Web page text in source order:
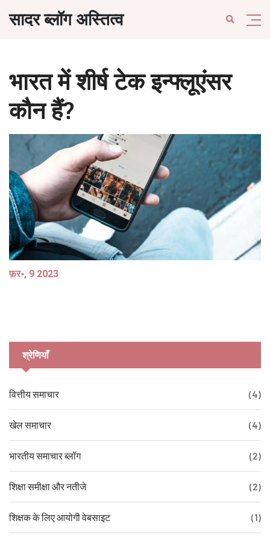
सादर ब्लॉग अस्तित्व
भारत में शीर्ष टेक इन्फ्लूएंसर
कौन हैं?
फ़र॰, 9 2023
श्रेणियाँ
वित्तीय समाचार (4)
खेल समाचार (4)
भारतीय समाचार ब्लॉग (2)
शिक्षा समीक्षा और नतीजे (2)
शिक्षक के लिए आयोगी वेबसाइट (1)